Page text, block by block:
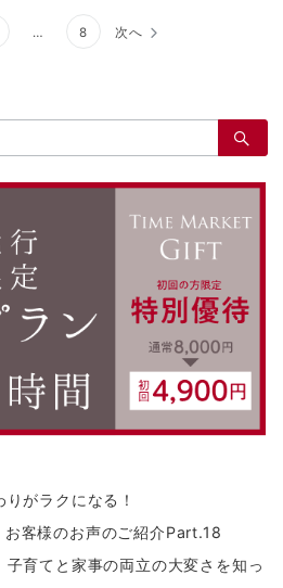
… 8 次へ
がラクになる！
客様のお声のご紹介Part.18
育てと家事の両立の大変さを知っ